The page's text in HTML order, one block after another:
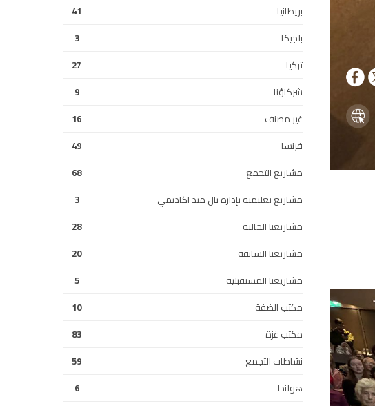
بريطانيا
41
بلجيكا
3
تركيا
27
شركاؤنا
9
غير مصنف
16
فرنسا
49
مشاريع التجمع
68
مشاريع تعليمية بإدارة بال ميد اكاديمي
3
مشاريعنا الحالية
28
مشاريعنا السابقة
20
مشاريعنا المستقبلية
5
مكتب الضفة
10
مكتب غزة
83
نشاطات التجمع
59
هولندا
6